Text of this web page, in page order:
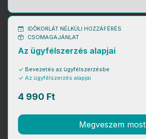
IDŐKORLÁT NÉLKÜLI HOZZÁFÉRÉS
CSOMAGAJÁNLAT
Az ügyfélszerzés alapjai
Bevezetés az ügyfélszerzésbe
Az ügyfélszerzés alapjai
4 990 Ft
Megveszem most